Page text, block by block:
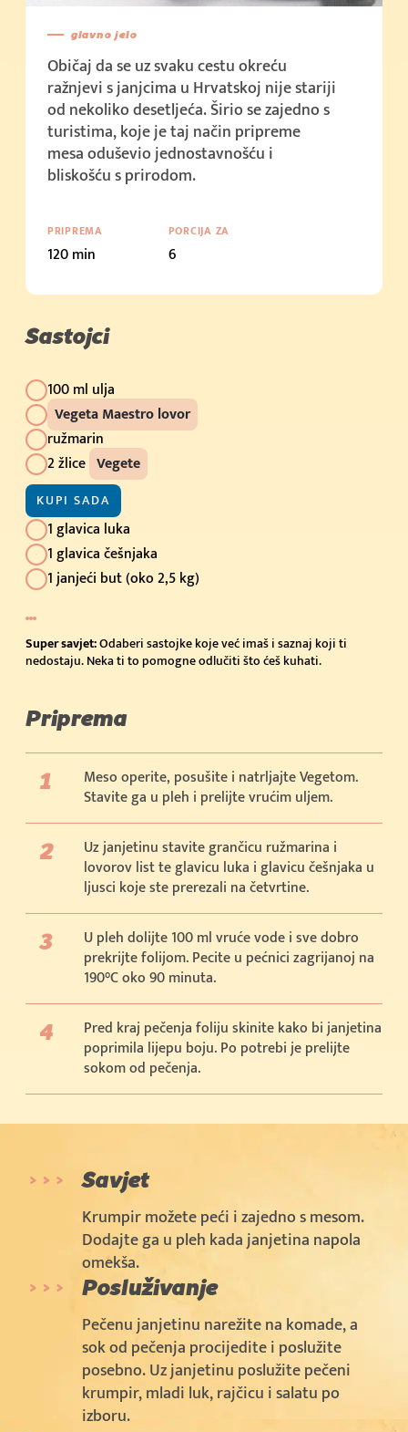
glavno jelo
Običaj da se uz svaku cestu okreću
ražnjevi s janjcima u Hrvatskoj nije stariji
od nekoliko desetljeća. Širio se zajedno s
turistima, koje je taj način pripreme
mesa oduševio jednostavnošću i
bliskošću s prirodom.
PRIPREMA
120 min
PORCIJA ZA
6
Sastojci
100 ml ulja
Vegeta Maestro lovor
ružmarin
2 žlice Vegete
KUPI SADA
1 glavica luka
1 glavica češnjaka
1 janjeći but (oko 2,5 kg)
Super savjet:Odaberi sastojke koje već imaš i saznaj koji ti
nedostaju. Neka ti to pomogne odlučiti što ćeš kuhati.
Priprema
Meso operite, posušite i natrljajte Vegetom.
Stavite ga u pleh i prelijte vrućim uljem.
Uz janjetinu stavite grančicu ružmarina i
lovorov list te glavicu luka i glavicu češnjaka u
ljusci koje ste prerezali na četvrtine.
U pleh dolijte 100 ml vruće vode i sve dobro
prekrijte folijom. Pecite u pećnici zagrijanoj na
190°C oko 90 minuta.
Pred kraj pečenja foliju skinite kako bi janjetina
poprimila lijepu boju. Po potrebi je prelijte
sokom od pečenja.
Savjet
Krumpir možete peći i zajedno s mesom.
Dodajte ga u pleh kada janjetina napola
omekša.
Posluživanje
Pečenu janjetinu narežite na komade, a
sok od pečenja procijedite i poslužite
posebno. Uz janjetinu poslužite pečeni
krumpir, mladi luk, rajčicu i salatu po
izboru.